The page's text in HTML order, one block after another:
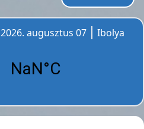
2026. augusztus 07
Ibolya